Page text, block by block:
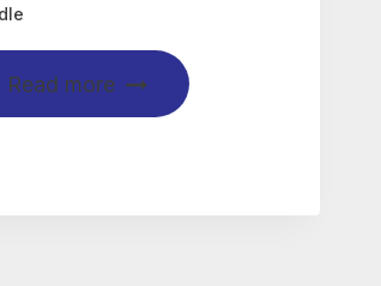
Read more